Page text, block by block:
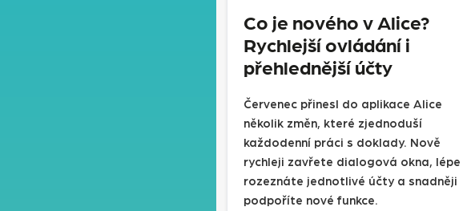
Co je nového v Alice?
Rychlejší ovládání i
přehlednější účty
Červenec přinesl do aplikace Alice
několik změn, které zjednoduší
každodenní práci s doklady. Nově
rychleji zavřete dialogová okna, lépe
rozeznáte jednotlivé účty a snadněji
podpoříte nové funkce.